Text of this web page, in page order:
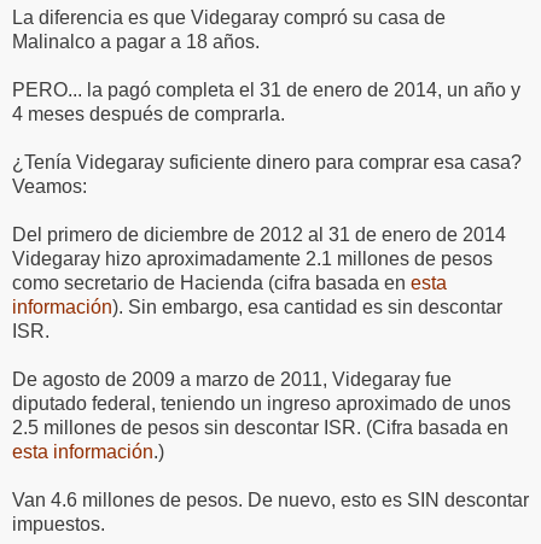
La diferencia es que Videgaray compró su casa de
Malinalco a pagar a 18 años.
PERO... la pagó completa el 31 de enero de 2014, un año y
4 meses después de comprarla.
¿Tenía Videgaray suficiente dinero para comprar esa casa?
Veamos:
Del primero de diciembre de 2012 al 31 de enero de 2014
Videgaray hizo aproximadamente 2.1 millones de pesos
como secretario de Hacienda (cifra basada en esta
información). Sin embargo, esa cantidad es sin descontar
ISR.
De agosto de 2009 a marzo de 2011, Videgaray fue
diputado federal, teniendo un ingreso aproximado de unos
2.5 millones de pesos sin descontar ISR. (Cifra basada en
esta información.)
Van 4.6 millones de pesos. De nuevo, esto es SIN descontar
impuestos.